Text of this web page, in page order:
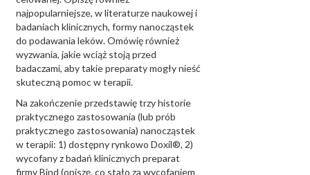
najpopularniejsze, w literaturze naukowej i
badaniach klinicznych, formy nanocząstek
do podawania leków. Omówię również
wyzwania, jakie wciąż stoją przed
badaczami, aby takie preparaty mogły nieść
skuteczną pomoc w terapii.
Na zakończenie przedstawię trzy historie
praktycznego zastosowania (lub prób
praktycznego zastosowania) nanocząstek
w terapii: 1) dostępny rynkowo Doxil®, 2)
wycofany z badań klinicznych preparat
firmy Bind (opiszę, co stało za wycofaniem